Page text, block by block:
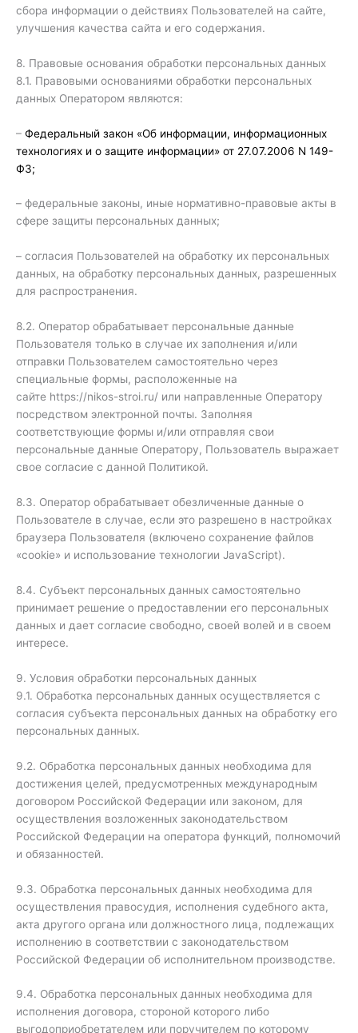
сбора информации о действиях Пользователей на сайте,
улучшения качества сайта и его содержания.
8. Правовые основания обработки персональных данных
8.1. Правовыми основаниями обработки персональных
данных Оператором являются:
– Федеральный закон «Об информации, информационных
технологиях и о защите информации» от 27.07.2006 N 149-
ФЗ;
– федеральные законы, иные нормативно-правовые акты в
сфере защиты персональных данных;
– согласия Пользователей на обработку их персональных
данных, на обработку персональных данных, разрешенных
для распространения.
8.2. Оператор обрабатывает персональные данные
Пользователя только в случае их заполнения и/или
отправки Пользователем самостоятельно через
специальные формы, расположенные на
сайте https://nikos-stroi.ru/ или направленные Оператору
посредством электронной почты. Заполняя
соответствующие формы и/или отправляя свои
персональные данные Оператору, Пользователь выражает
свое согласие с данной Политикой.
8.3. Оператор обрабатывает обезличенные данные о
Пользователе в случае, если это разрешено в настройках
браузера Пользователя (включено сохранение файлов
«cookie» и использование технологии JavaScript).
8.4. Субъект персональных данных самостоятельно
принимает решение о предоставлении его персональных
данных и дает согласие свободно, своей волей и в своем
интересе.
9. Условия обработки персональных данных
9.1. Обработка персональных данных осуществляется с
согласия субъекта персональных данных на обработку его
персональных данных.
9.2. Обработка персональных данных необходима для
достижения целей, предусмотренных международным
договором Российской Федерации или законом, для
осуществления возложенных законодательством
Российской Федерации на оператора функций, полномочий
и обязанностей.
9.3. Обработка персональных данных необходима для
осуществления правосудия, исполнения судебного акта,
акта другого органа или должностного лица, подлежащих
исполнению в соответствии с законодательством
Российской Федерации об исполнительном производстве.
9.4. Обработка персональных данных необходима для
исполнения договора, стороной которого либо
выгодоприобретателем или поручителем по которому